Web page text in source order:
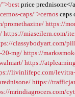
">bestprice prednisone</
caps/">cernos caps
promethazine/ https://
https://miaseilern.com/
classybodyart.com/
20-mg/ https://
https://
livinlifepc.com/
https://
mrindiagrocers.com/